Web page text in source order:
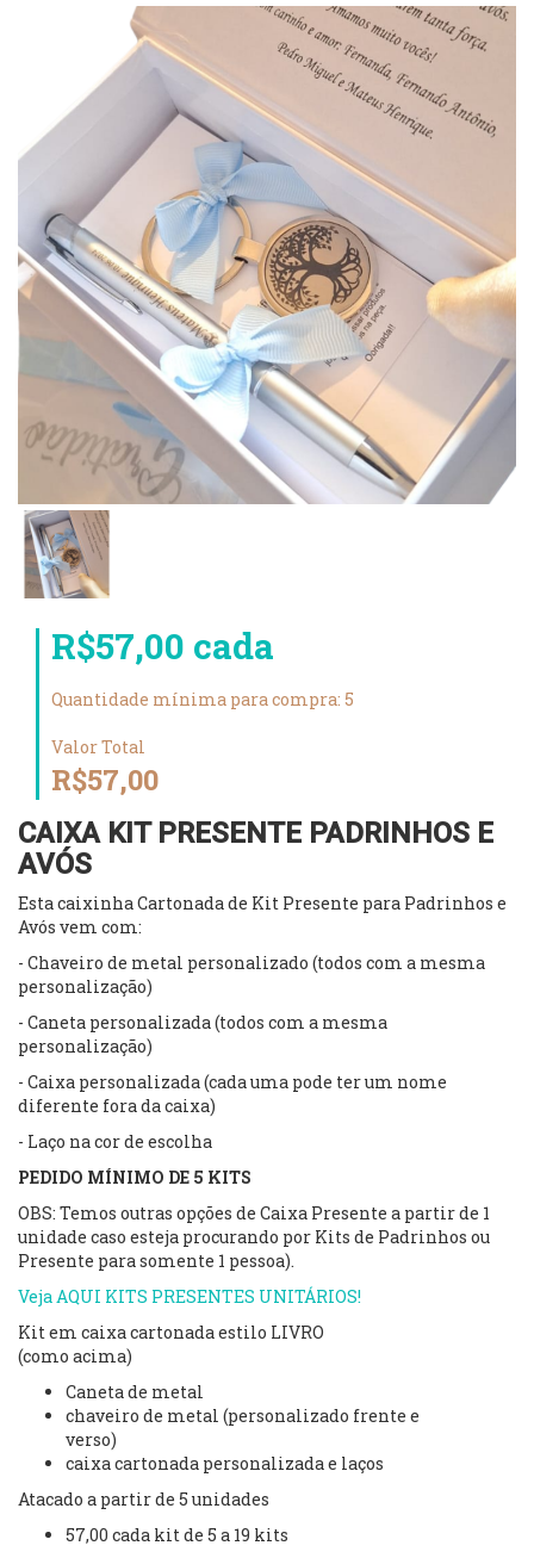
R$57,00 cada
Quantidade mínima para compra: 5
Valor Total
R$57,00
CAIXA KIT PRESENTE PADRINHOS E
AVÓS
Esta caixinha Cartonada de Kit Presente para Padrinhos e
Avós vem com:
- Chaveiro de metal personalizado (todos com a mesma
personalização)
- Caneta personalizada (todos com a mesma
personalização)
- Caixa personalizada (cada uma pode ter um nome
diferente fora da caixa)
- Laço na cor de escolha
PEDIDO MÍNIMO DE 5 KITS
OBS: Temos outras opções de Caixa Presente a partir de 1
unidade caso esteja procurando por Kits de Padrinhos ou
Presente para somente 1 pessoa).
Veja AQUI KITS PRESENTES UNITÁRIOS!
Kit em caixa cartonada estilo LIVRO
(como acima)
Caneta de metal
chaveiro de metal (personalizado frente e
verso)
caixa cartonada personalizada e laços
Atacado a partir de 5 unidades
57,00 cada kit de 5 a 19 kits